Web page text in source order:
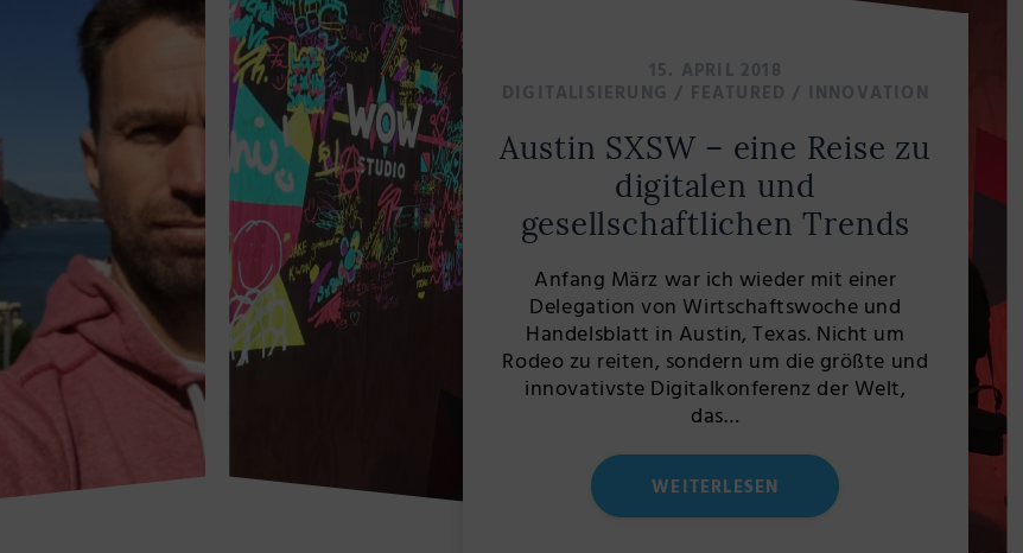
15. APRIL 2018
DIGITALISIERUNG / FEATURED / INNOVATION
Austin SXSW – eine Reise zu
digitalen und
gesellschaftlichen Trends
Anfang März war ich wieder mit einer
Delegation von Wirtschaftswoche und
Handelsblatt in Austin, Texas. Nicht um
Rodeo zu reiten, sondern um die größte und
innovativste Digitalkonferenz der Welt,
das…
WEITERLESEN